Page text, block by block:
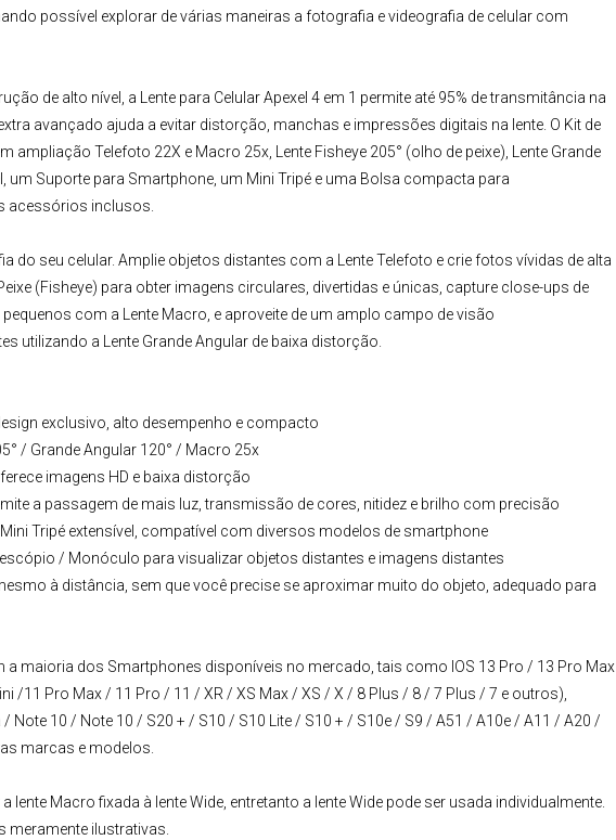
possível explorar de várias maneiras a fotografia e videografia de celular com
de alto nível, a Lente para CelularApexel 4 em 1 permite até 95% de transmitância na
avançado ajuda a evitar distorção, manchas e impressões digitais na lente. O Kit de
ampliação Telefoto 22X e Macro 25x, Lente Fisheye 205° (olho de peixe),
Lente Grande
um Suporte para Smartphone, um Mini Tripé e uma Bolsa compacta para
acessórios inclusos.
do seu celular. Amplie objetos distantes com a Lente Telefoto e crie fotos vívidas de alta
(Fisheye) para obter imagens circulares, divertidas e únicas, capture close-ups de
com a
Lente Macro , e aproveite de um amplo campo de visão
utilizando a
Lente Grande Angular de baixa distorção.
exclusivo, alto desempenho e compacto
/ Grande Angular 120° / Macro 25x
imagens HD e baixa distorção
a passagem de mais luz, transmissão de cores, nitidez e brilho com precisão
Tripé extensível, compatível com diversos modelos de smartphone
/ Monóculo para visualizar objetos distantes e imagens distantes
à distância, sem que você precise se aproximar muito do objeto, adequado para
a maioria dos Smartphones disponíveis no mercado, tais como IOS 13 Pro / 13 Pro Max
/11 Pro Max / 11 Pro / 11 / XR / XS Max / XS / X / 8 Plus / 8 / 7 Plus / 7 e outros),
Note 10 / Note 10 / S20 + / S10 / S10 Lite / S10 + / S10e / S9 / A51 / A10e / A11 / A20 /
marcas e modelos.
lente Macro fixada à lente Wide, entretanto a lente Wide pode ser usada individualmente.
meramente ilustrativas.